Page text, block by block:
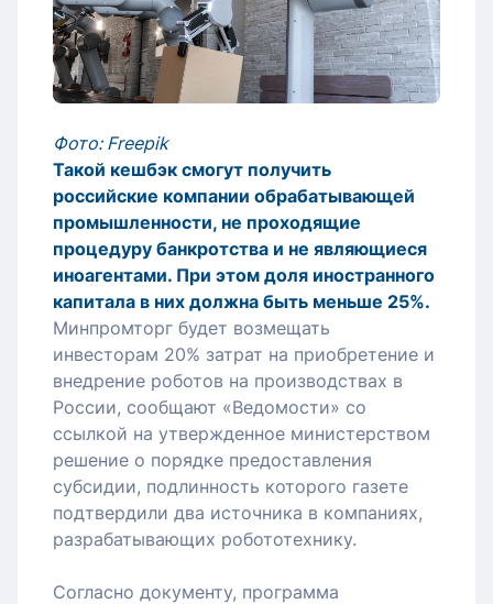
Фото: Freepik
Такой кешбэк смогут получить
российские компании обрабатывающей
промышленности, не проходящие
процедуру банкротства и не являющиеся
иноагентами. При этом доля иностранного
капитала в них должна быть меньше 25%.
Минпромторг будет возмещать
инвесторам 20% затрат на приобретение и
внедрение роботов на производствах в
России, сообщают «Ведомости» со
ссылкой на утвержденное министерством
решение о порядке предоставления
субсидии, подлинность которого газете
подтвердили два источника в компаниях,
разрабатывающих робототехнику.
Согласно документу, программа